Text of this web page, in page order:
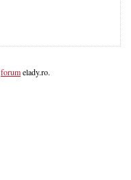
forumelady.ro.